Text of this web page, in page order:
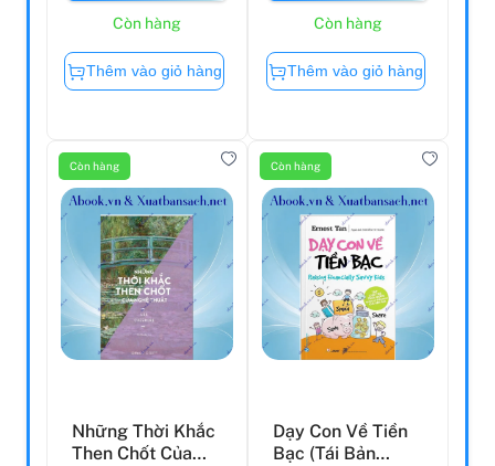
Còn hàng
Thêm vào giỏ hàng
Còn hàng
Thêm vào giỏ hàng
Còn hàng
Những Thời Khắc
Then Chốt Của
Còn hàng
Dạy Con Về Tiền
Bạc (Tái Bản